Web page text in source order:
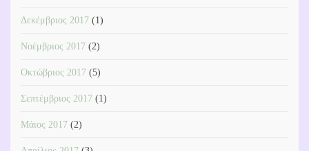
Δεκέμβριος 2017 (1)
Νοέμβριος 2017 (2)
Οκτώβριος 2017 (5)
Σεπτέμβριος 2017 (1)
Μάιος 2017 (2)